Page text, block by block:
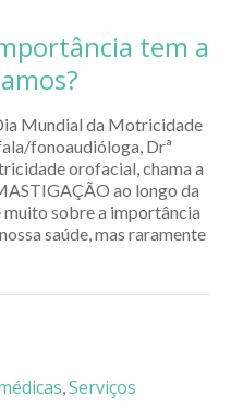
tem a
Mundial da Motricidade
fonoaudióloga, Drª
orofacial, chama a
ao longo da
sobre a importância
saúde, mas raramente
Serviços